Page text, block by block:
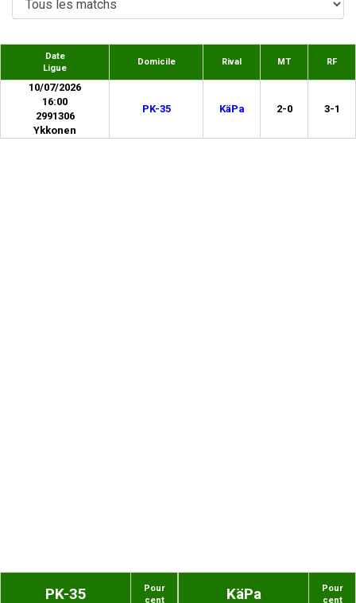
Date
Ligue
Domicile Rival MT RF
10/07/2026
16:00
2991306
Ykkonen
PK-35 KäPa 2-0 3-1
PK-35
Pour
cent
KäPa
Pour
cent